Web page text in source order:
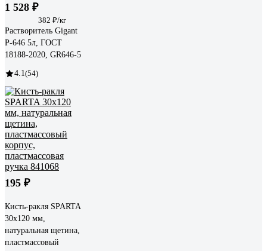
1 528 ₽
382 ₽/кг
Растворитель Gigant
Р-646 5л, ГОСТ
18188-2020, GR646-5
4.1 (54)
195 ₽
Кисть-ракля SPARTA
30x120 мм,
натуральная щетина,
пластмассовый